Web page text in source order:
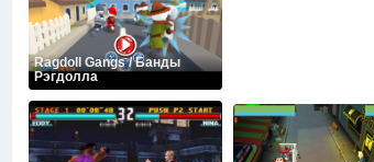
Ragdoll Gangs / Банды
Рэгдолла